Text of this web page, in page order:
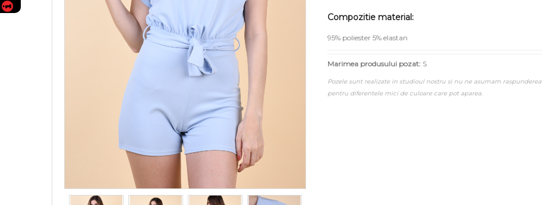
Compozitie material:
95% poliester 5% elastan
Marimea produsului pozat: S
Pozele sunt realizate in studioul nostru si nu ne asumam raspunderea
pentru diferentele mici de culoare care pot aparea.